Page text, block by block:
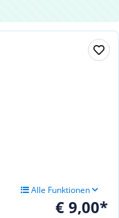
Alle Funktionen
€ 9,00*